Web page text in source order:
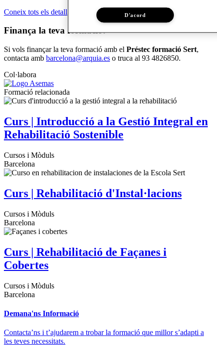
Coneix tots els detalls de la beca
Finança la teva formació!
Si vols finançar la teva formació amb el Préstec formació Sert,
contacta amb barcelona@arquia.es o truca al 93 4826850.
Col·labora
Formació relacionada
Curs | Introducció a la Gestió Integral en
Rehabilitació Sostenible
Cursos i Mòduls
Barcelona
Curs | Rehabilitació d'Instal·lacions
Cursos i Mòduls
Barcelona
Curs | Rehabilitació de Façanes i
Cobertes
Cursos i Mòduls
Barcelona
Demana'ns Informació
Contacta’ns i t’ajudarem a trobar la formació que millor s’adapti a
les teves necessitats.
D'acord